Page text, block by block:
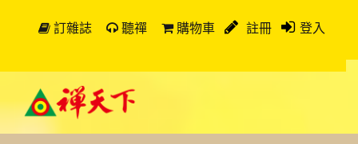
訂雜誌 聽禪 購物車 註冊 登入